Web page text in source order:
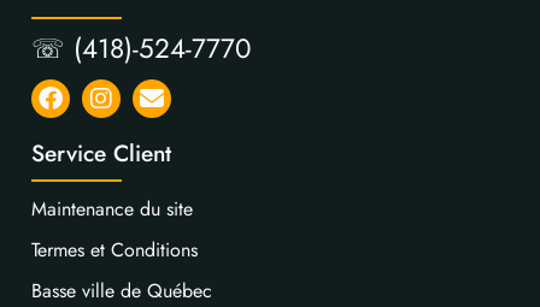
☏ (418)-524-7770
Service Client
Maintenance du site
Termes et Conditions
Basse ville de Québec